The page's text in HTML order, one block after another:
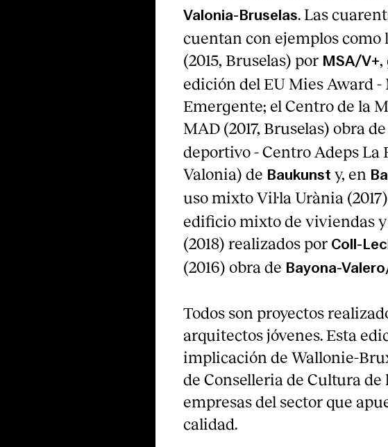
Valonia-Bruselas. Las
cuentan con ejemplos como
(2015, Bruselas) por MSA/V+,
edición del EU Mies Award
Emergente; el Centro de la
MAD (2017, Bruselas) obra de
deportivo - Centro Adeps La
Valonia) de Baukunst y, en
uso mixto Vil·la Urània
edificio mixto de viviendas
(2018) realizados por Coll-
(2016) obra de Bayona-
Todos son proyectos
arquitectos jóvenes. Esta
implicación de Wallonie-
de Conselleria de Cultura
empresas del sector que
calidad.